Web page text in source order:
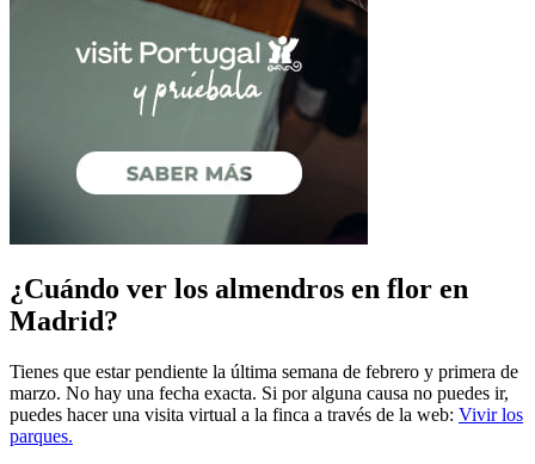
¿Cuándo ver los almendros en flor en
Madrid?
Tienes que estar pendiente la última semana de febrero y primera de
marzo. No hay una fecha exacta. Si por alguna causa no puedes ir,
puedes hacer una visita virtual a la finca a través de la web: Vivir los
parques.